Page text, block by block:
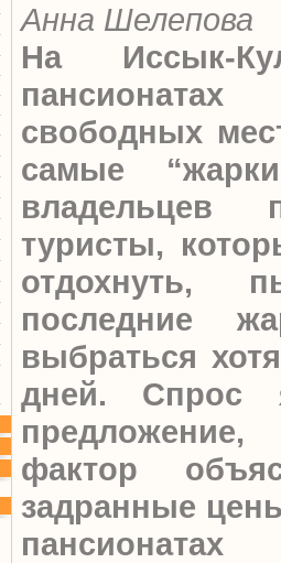
Анна Шелепова
На Иссык-
свободных
самые
владельцев
туристы,
отдохнуть,
последние
выбраться
дней. Спрос
фактор
задранные
пансионатах